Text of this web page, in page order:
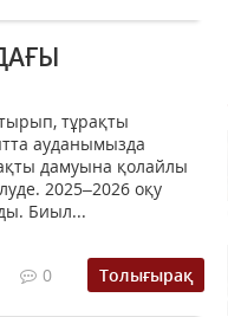
тұрақты
ауданымызда
дамуына қолайлы
2025–2026 оқу
Биыл...
0 Толығырақ